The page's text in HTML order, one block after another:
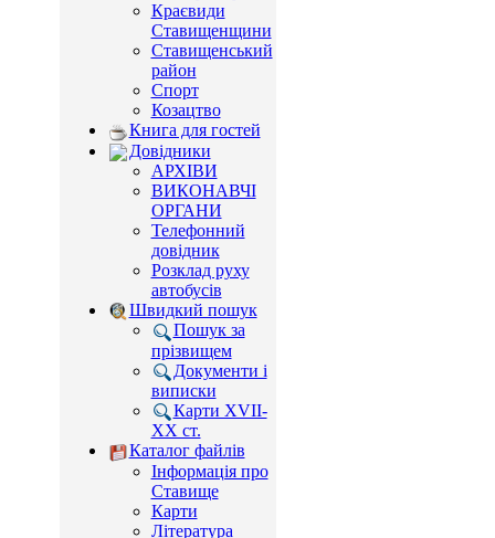
Краєвиди
Ставищенщини
Ставищенський
район
Спорт
Козацтво
Книга для гостей
Довідники
АРХІВИ
ВИКОНАВЧІ
ОРГАНИ
Телефонний
довідник
Розклад руху
автобусів
Швидкий пошук
Пошук за
прізвищем
Документи і
виписки
Карти XVII-
XX ст.
Каталог файлів
Інформація про
Ставище
Карти
Література